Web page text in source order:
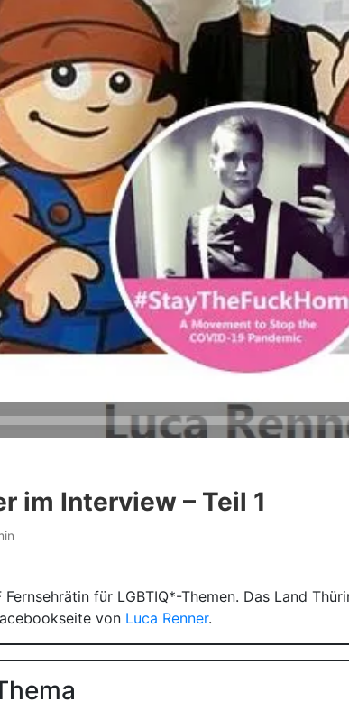
im Interview – Teil 1
Fernsehrätin für LGBTIQ*-Themen. Das Land
von Luca Renner.